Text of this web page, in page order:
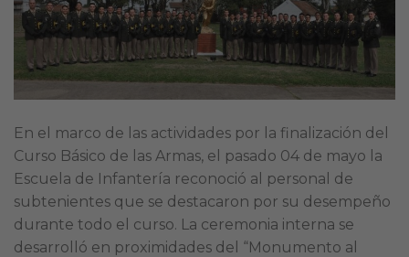
En el marco de las actividades por la finalización del
Curso Básico de las Armas, el pasado 04 de mayo la
Escuela de Infantería reconoció al personal de
subtenientes que se destacaron por su desempeño
durante todo el curso. La ceremonia interna se
desarrolló en proximidades del “Monumento al